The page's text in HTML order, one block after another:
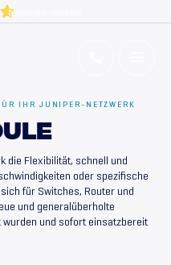
IHR JUNIPER-NETZWERK
die Flexibilität, schnell und
oder spezifische
für Switches, Router und
und generalüberholte
und sofort einsatzbereit